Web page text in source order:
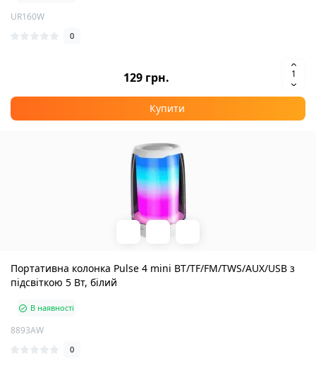
UR160W
0
129 грн.
Купити
Портативна колонка Pulse 4 mini BT/TF/FM/TWS/AUX/USB з
підсвіткою 5 Вт, білий
В наявності
8893AW
0